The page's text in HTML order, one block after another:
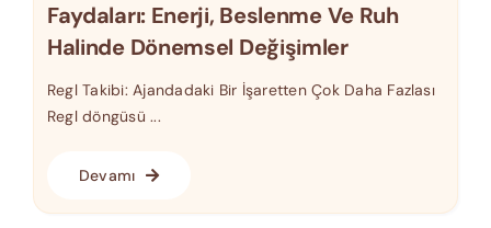
Faydaları: Enerji, Beslenme Ve Ruh
Halinde Dönemsel Değişimler
Regl Takibi: Ajandadaki Bir İşaretten Çok Daha Fazlası
Regl döngüsü ...
Devamı